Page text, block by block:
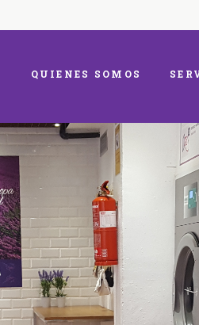
QUIENES SOMOS